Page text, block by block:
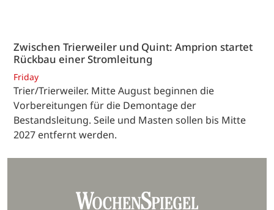
Zwischen Trierweiler und Quint: Amprion startet
Rückbau einer Stromleitung
Friday
Trier/Trierweiler. Mitte August beginnen die
Vorbereitungen für die Demontage der
Bestandsleitung. Seile und Masten sollen bis Mitte
2027 entfernt werden.